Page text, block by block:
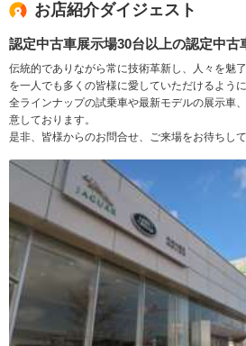
お店紹介ダイジェスト
認定中古車展示場30台以上の認定中古
伝統的でありながら常に技術革新し、人々を魅
を一人でも多くの皆様に愛していただけるよう
全ラインナップの試乗車や最新モデルの展示車
意しております。
是非、皆様からのお問合せ、ご来場をお待ちして